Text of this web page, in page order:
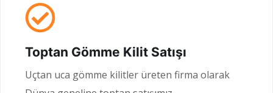
Toptan Gömme Kilit Satışı
Uçtan uca gömme kilitler üreten firma olarak